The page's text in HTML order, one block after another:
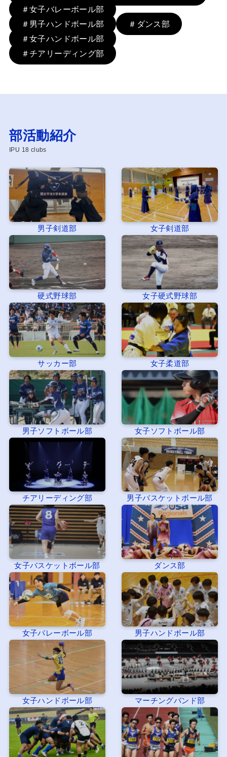
＃女子バレーボール部
＃男子ハンドボール部
＃ダンス部
＃女子ハンドボール部
＃チアリーディング部
部活動紹介
IPU 18 clubs
男子剣道部 女子剣道部
硬式野球部 女子硬式野球部
サッカー部 女子柔道部
男子ソフトボール部 女子ソフトボール部
チアリーディング部 男子バスケットボール部
女子バスケットボール部 ダンス部
女子バレーボール部 男子ハンドボール部
女子ハンドボール部 マーチングバンド部